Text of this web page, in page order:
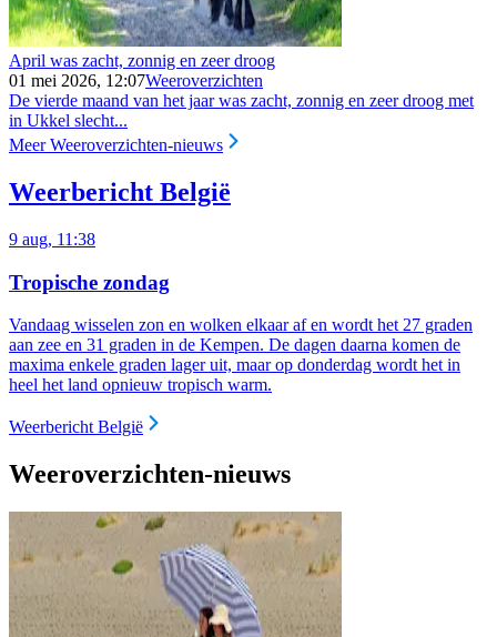
April was zacht, zonnig en zeer droog
01 mei 2026, 12:07Weeroverzichten
De vierde maand van het jaar was zacht, zonnig en zeer droog met
in Ukkel slecht...
Meer Weeroverzichten-nieuws
Weerbericht België
9 aug, 11:38
Tropische zondag
Vandaag wisselen zon en wolken elkaar af en wordt het 27 graden
aan zee en 31 graden in de Kempen. De dagen daarna komen de
maxima enkele graden lager uit, maar op donderdag wordt het in
heel het land opnieuw tropisch warm.
Weerbericht België
Weeroverzichten-nieuws